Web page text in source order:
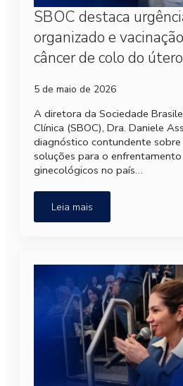
SBOC destaca
organizado e
câncer de colo do
5 de maio de 2026
A diretora da Sociedade
Clínica (SBOC), Dra. Daniele
diagnóstico contundente sobre
soluções para o
ginecológicos no país…
Leia mais